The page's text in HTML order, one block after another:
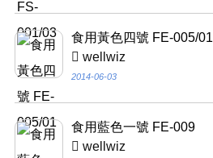
食用黃色四號 FE-005/01
wellwiz
2014-06-03
食用藍色一號 FE-009
wellwiz